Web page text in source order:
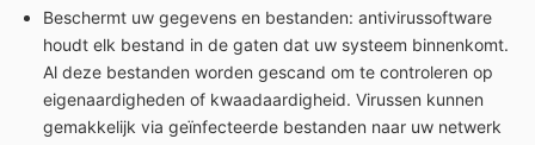
Beschermt uw gegevens en bestanden: antivirussoftware
houdt elk bestand in de gaten dat uw systeem binnenkomt.
Al deze bestanden worden gescand om te controleren op
eigenaardigheden of kwaadaardigheid. Virussen kunnen
gemakkelijk via geïnfecteerde bestanden naar uw netwerk